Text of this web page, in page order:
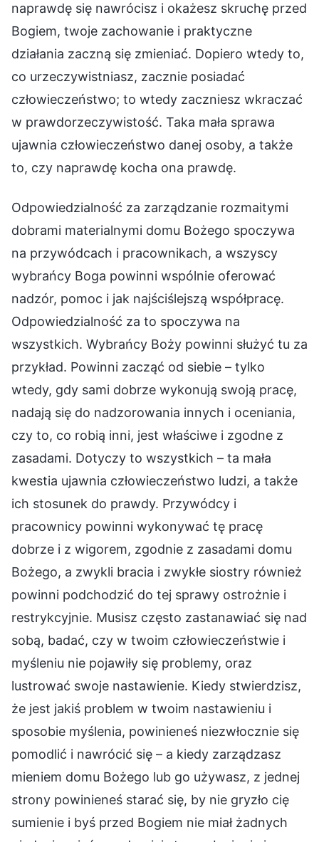
naprawdę się nawrócisz i okażesz skruchę przed
Bogiem, twoje zachowanie i praktyczne
działania zaczną się zmieniać. Dopiero wtedy to,
co urzeczywistniasz, zacznie posiadać
człowieczeństwo; to wtedy zaczniesz wkraczać
w prawdorzeczywistość. Taka mała sprawa
ujawnia człowieczeństwo danej osoby, a także
to, czy naprawdę kocha ona prawdę.
Odpowiedzialność za zarządzanie rozmaitymi
dobrami materialnymi domu Bożego spoczywa
na przywódcach i pracownikach, a wszyscy
wybrańcy Boga powinni wspólnie oferować
nadzór, pomoc i jak najściślejszą współpracę.
Odpowiedzialność za to spoczywa na
wszystkich. Wybrańcy Boży powinni służyć tu za
przykład. Powinni zacząć od siebie – tylko
wtedy, gdy sami dobrze wykonują swoją pracę,
nadają się do nadzorowania innych i oceniania,
czy to, co robią inni, jest właściwe i zgodne z
zasadami. Dotyczy to wszystkich – ta mała
kwestia ujawnia człowieczeństwo ludzi, a także
ich stosunek do prawdy. Przywódcy i
pracownicy powinni wykonywać tę pracę
dobrze i z wigorem, zgodnie z zasadami domu
Bożego, a zwykli bracia i zwykłe siostry również
powinni podchodzić do tej sprawy ostrożnie i
restrykcyjnie. Musisz często zastanawiać się nad
sobą, badać, czy w twoim człowieczeństwie i
myśleniu nie pojawiły się problemy, oraz
lustrować swoje nastawienie. Kiedy stwierdzisz,
że jest jakiś problem w twoim nastawieniu i
sposobie myślenia, powinieneś niezwłocznie się
pomodlić i nawrócić się – a kiedy zarządzasz
mieniem domu Bożego lub go używasz, z jednej
strony powinieneś starać się, by nie gryzło cię
sumienie i byś przed Bogiem nie miał żadnych